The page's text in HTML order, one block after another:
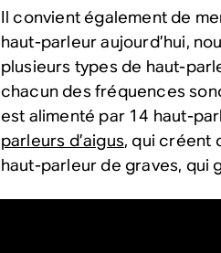
Il convient également de
haut-parleur aujourd’hui,
plusieurs types de haut-
chacun des fréquences
est alimenté par 14 haut-
parleurs d’aigus, qui créent
haut-parleur de graves, qui